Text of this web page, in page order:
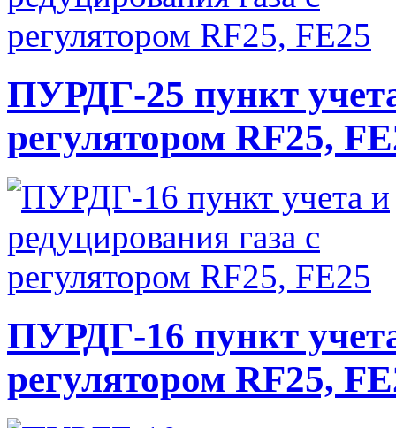
ПУРДГ-25 пункт
регулятором RF25,
ПУРДГ-16 пункт
регулятором RF25,